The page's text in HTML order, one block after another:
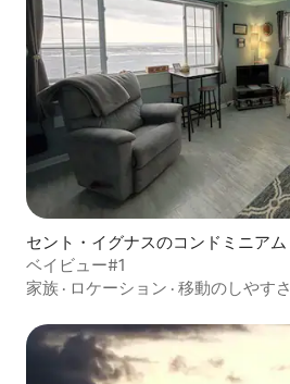
セント・イグナスのコンドミニアム
ベイビュー#1
家族 · ロケーション · 移動のしやすさ